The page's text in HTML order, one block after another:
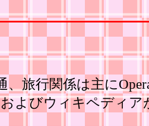
旅行関係は主に
よびウィキペディ